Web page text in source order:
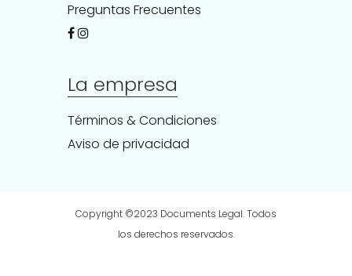
Preguntas Frecuentes
La empresa
Términos & Condiciones
Aviso de privacidad
Copyright ©2023 Documents Legal. Todos
los derechos reservados.